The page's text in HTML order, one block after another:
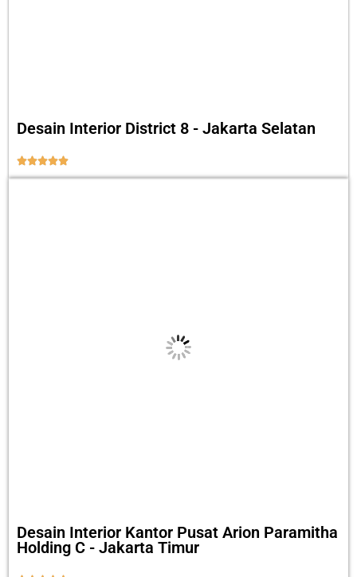
Desain Interior District 8 - Jakarta Selatan

Desain Interior Kantor Pusat Arion Paramitha
Holding C - Jakarta Timur